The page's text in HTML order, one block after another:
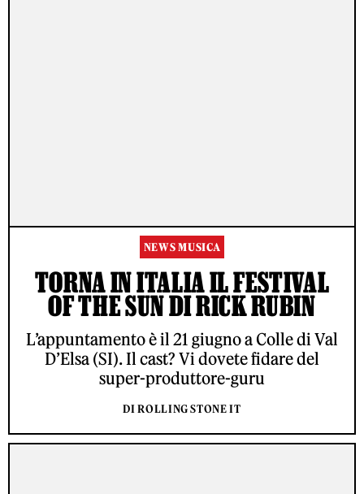
NEWS MUSICA
TORNA IN ITALIA IL FESTIVAL
OF THE SUN DI RICK RUBIN
L’appuntamento è il 21 giugno a Colle di Val
D’Elsa (SI). Il cast? Vi dovete fidare del
super-produttore-guru
DI ROLLING STONE IT